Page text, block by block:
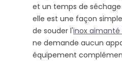
et un temps de
elle est une façon
de souder l'inox aimanté
ne demande aucun
équipement